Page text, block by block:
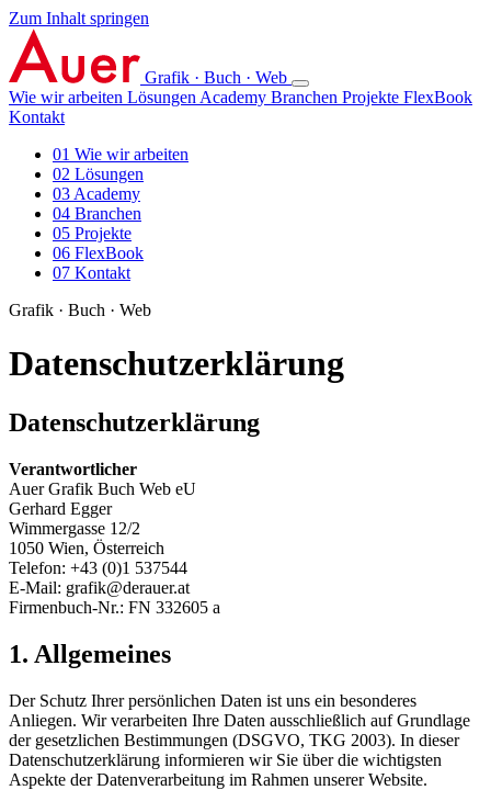
Zum Inhalt springen
Grafik · Buch · Web
Wie wir arbeiten Lösungen Academy Branchen Projekte FlexBook
Kontakt
01 Wie wir arbeiten
02 Lösungen
03 Academy
04 Branchen
05 Projekte
06 FlexBook
07 Kontakt
Grafik · Buch · Web
Datenschutzerklärung
Datenschutzerklärung
Verantwortlicher
Auer Grafik Buch Web eU
Gerhard Egger
Wimmergasse 12/2
1050 Wien, Österreich
Telefon: +43 (0)1 537544
E-Mail: grafik@derauer.at
Firmenbuch-Nr.: FN 332605 a
1. Allgemeines
Der Schutz Ihrer persönlichen Daten ist uns ein besonderes
Anliegen. Wir verarbeiten Ihre Daten ausschließlich auf Grundlage
der gesetzlichen Bestimmungen (DSGVO, TKG 2003). In dieser
Datenschutzerklärung informieren wir Sie über die wichtigsten
Aspekte der Datenverarbeitung im Rahmen unserer Website.